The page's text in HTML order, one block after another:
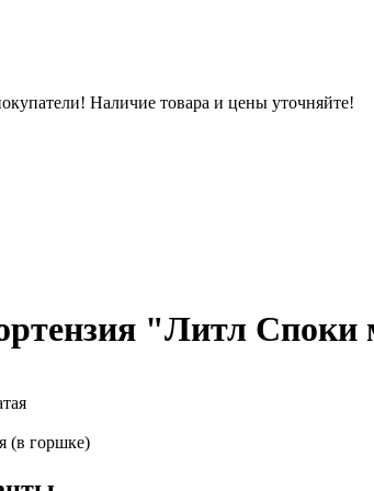
Наличие товара и цены уточняйте!
"Литл Споки
(в горшке)